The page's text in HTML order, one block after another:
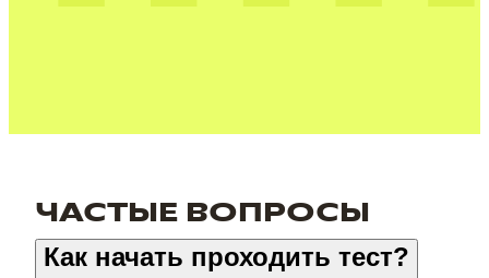
ЧАСТЫЕ ВОПРОСЫ
Как начать проходить тест?